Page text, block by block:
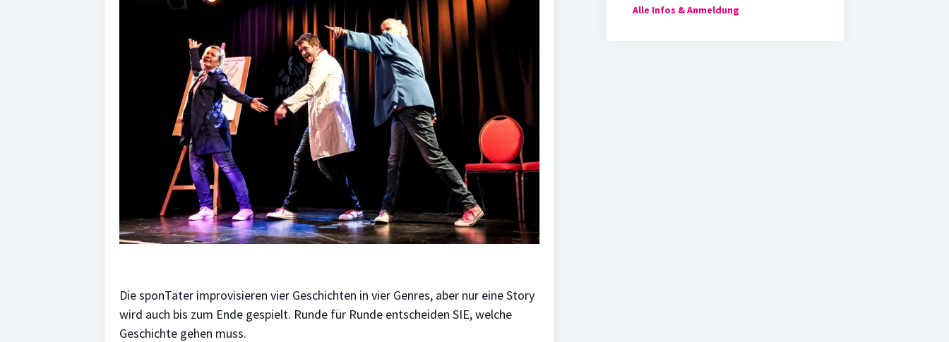
Die sponTäter improvisieren vier Geschichten in vier Genres, aber nur eine Story
wird auch bis zum Ende gespielt. Runde für Runde entscheiden SIE, welche
Geschichte gehen muss.
Alle Infos & Anmeldung